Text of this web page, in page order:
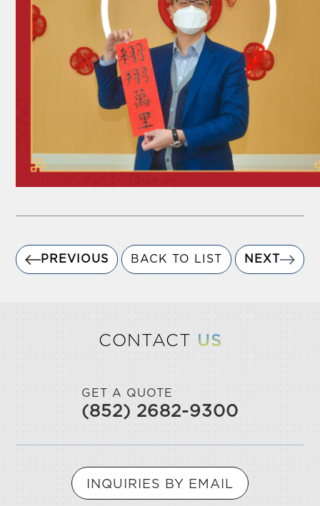
PREVIOUS BACK TO LIST NEXT
CONTACT US
GET A QUOTE
(852) 2682-9300
INQUIRIES BY EMAIL